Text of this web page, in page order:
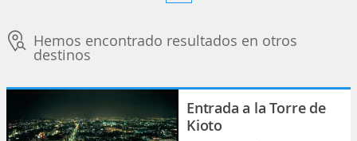
Hemos encontrado resultados en otros
destinos
Entrada a la Torre de
Kioto